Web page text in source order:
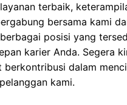
terbaik,
bersama kami
posisi yang
karier Anda. Segera
berkontribusi dalam
kami.